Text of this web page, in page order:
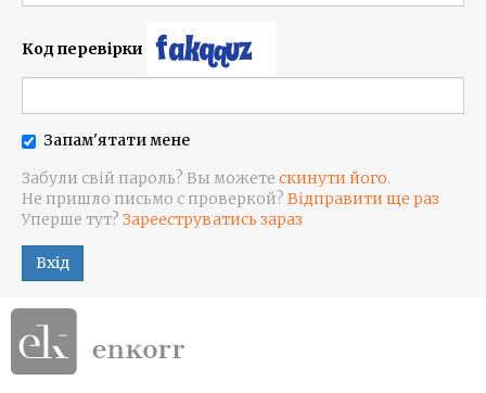
Код перевірки
Запам'ятати мене
Забули свій пароль? Вы можете скинути його.
Не пришло письмо с проверкой? Відправити ще раз
Уперше тут? Зарееструватись зараз
Вхід